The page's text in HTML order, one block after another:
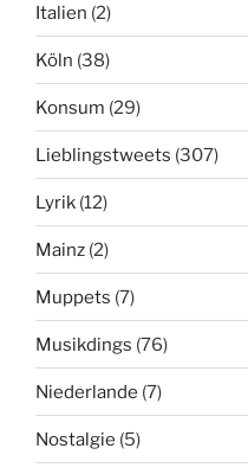
Italien (2)
Köln (38)
Konsum (29)
Lieblingstweets (307)
Lyrik (12)
Mainz (2)
Muppets (7)
Musikdings (76)
Niederlande (7)
Nostalgie (5)